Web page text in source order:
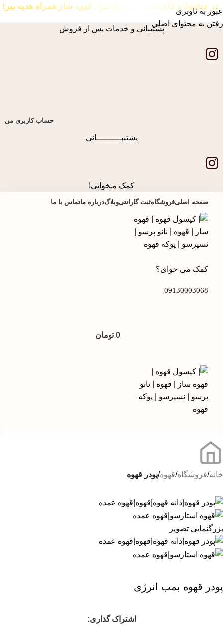
عبور به ناوبری
رفتن به محتوای اصلی
در جشنواره های تخفیفی استارسو ، قهوه ساز همراه هدیه ببر!
پشتیبانی و خدمات پس از فروش
حساب کاربری من
پشتیبــــــــــانی
کمک میخوایی!
صفحه اصلیفروشگاهثبت گارانتیوبلاگدرباره ماتماس با ما
کمک می خوای؟
09130003068
0 تومان
خانه فروشگاه قهوه پودر قهوه
بزرگنمایی تصویر
پودر قهوه بمب انرژی
اشتراک گذاری: